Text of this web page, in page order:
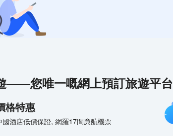
——您唯一嘅網上預訂旅遊平台
格特惠
國酒店低價保證, 網羅17間廉航機票